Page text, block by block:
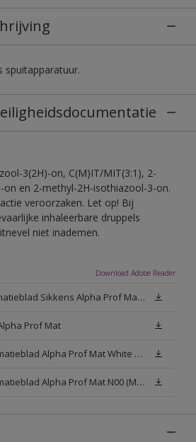
spuitapparatuur.
3(2H)-on, C(M)IT/MIT(3:1), 2-
en 2-methyl-2H-isothiazool-3-on.
veroorzaken. Let op! Bij
inhaleerbare druppels
niet inademen.
Download Adobe Reader
Technisch Informatieblad Sikkens Alpha Prof Mat(PDF)
Prof Mat
Veiligheidsinformatieblad Alpha Prof Mat White W05 (MSDS)
Veiligheidsinformatieblad Alpha Prof Mat N00 (MSDS)